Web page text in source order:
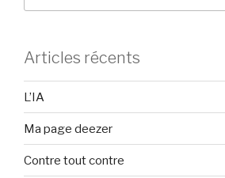
Articles récents
L’IA
Ma page deezer
Contre tout contre